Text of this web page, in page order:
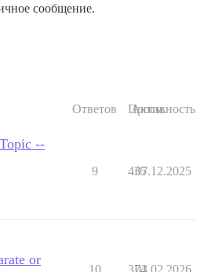
сообщение.
Ответов Просм.
Активность
--
9 435
07.12.2025
or
10 374
03.02.2026